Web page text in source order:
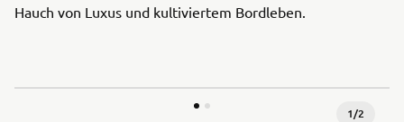
Hauch von Luxus und kultiviertem Bordleben.
1/2